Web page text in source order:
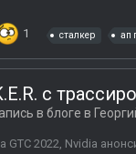
1 сталкер ап
с
в блоге в
2022, Nvidia